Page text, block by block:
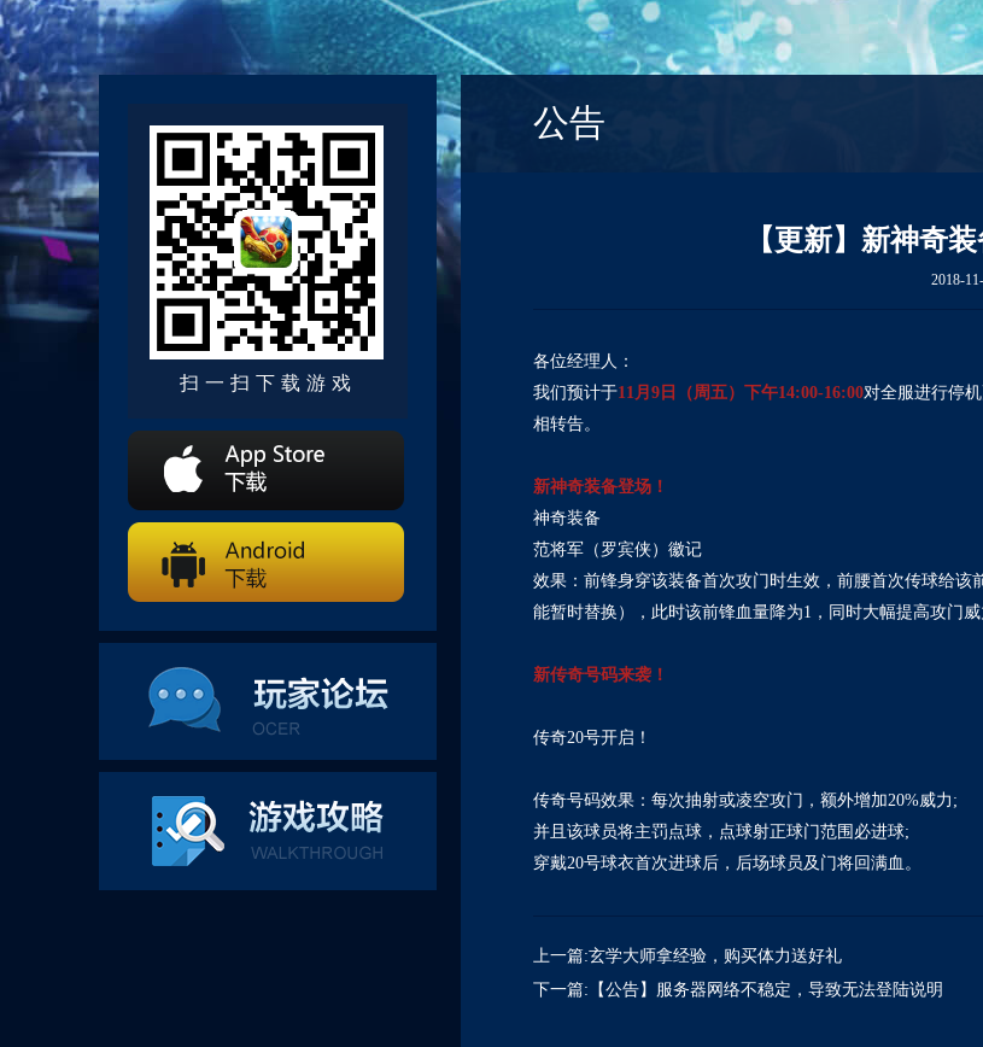
扫一扫下载游戏
公告
【更新】新神奇
2018-
各位经理人：
我们预计于11月9日（周五）下午14:00-16:00对全服进行停
相转告。
新神奇装备登场！
神奇装备
范将军（罗宾侠）徽记
效果：前锋身穿该装备首次攻门时生效，前腰首次传球给
能暂时替换），此时该前锋血量降为1，同时大幅提高攻门
新传奇号码来袭！
传奇20号开启！
传奇号码效果：每次抽射或凌空攻门，额外增加20%威力;
并且该球员将主罚点球，点球射正球门范围必进球;
穿戴20号球衣首次进球后，后场球员及门将回满血。
上一篇:玄学大师拿经验，购买体力送好礼
下一篇:【公告】服务器网络不稳定，导致无法登陆说明